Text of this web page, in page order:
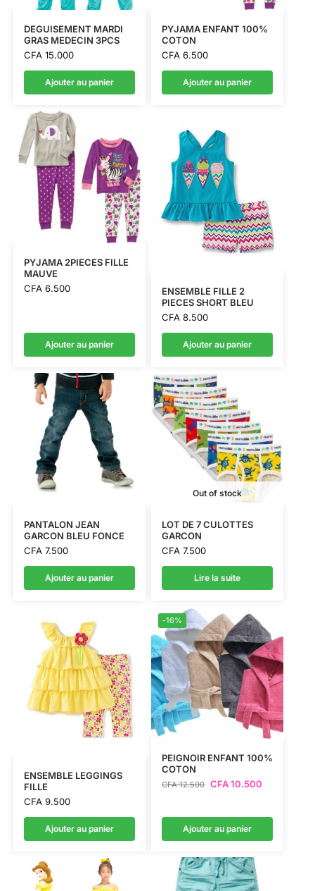
DEGUISEMENT MARDI
GRAS MEDECIN 3PCS
CFA15.000
Ajouter au panier
PYJAMA ENFANT 100%
COTON
CFA6.500
Ajouter au panier
PYJAMA 2PIECES FILLE
MAUVE
CFA6.500
Ajouter au panier
ENSEMBLE FILLE 2
PIECES SHORT BLEU
CFA8.500
Ajouter au panier
PANTALON JEAN
GARCON BLEU FONCE
CFA7.500
Ajouter au panier
Out of stock
LOT DE 7 CULOTTES
GARCON
CFA7.500
Lire la suite
ENSEMBLE LEGGINGS
FILLE
CFA9.500
Ajouter au panier
-16%
PEIGNOIR ENFANT 100%
COTON
CFA12.500 CFA10.500
Ajouter au panier